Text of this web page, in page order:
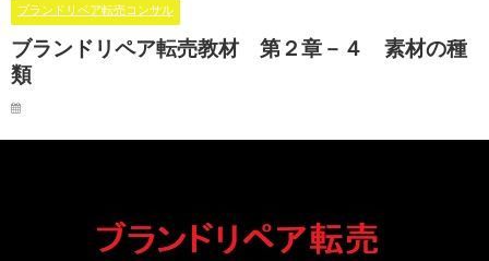
ブランドリペア転売コンサル
ブランドリペア転売教材 第２章－４ 素材の種
類